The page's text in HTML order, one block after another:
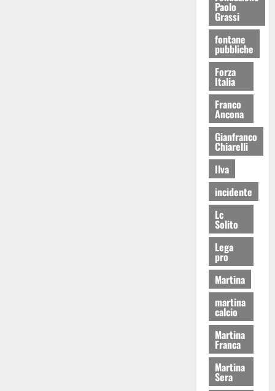
Paolo
Grassi
fontane
pubbliche
Forza
Italia
Franco
Ancona
Gianfranco
Chiarelli
Ilva
incidente
Lc
Solito
Lega
pro
Martina
martina
calcio
Martina
Franca
Martina
Sera